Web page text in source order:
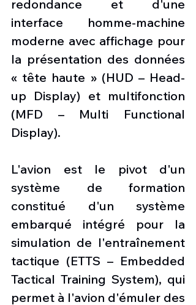
redondance et d'une
interface homme-machine
moderne avec affichage pour
la présentation des données
« tête haute » (HUD – Head-
up Display) et multifonction
(MFD – Multi Functional
Display).
L'avion est le pivot d'un
système de formation
constitué d'un système
embarqué intégré pour la
simulation de l'entraînement
tactique (ETTS – Embedded
Tactical Training System), qui
permet à l'avion d'émuler des